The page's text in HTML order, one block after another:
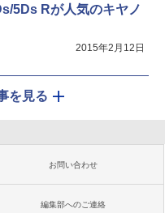
5Ds Rが人気のキヤノ
2015年2月12日
を見る
お問い合わせ
編集部へのご連絡